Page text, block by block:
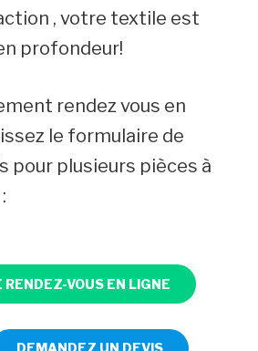
, votre textile est
profondeur!
rendez vous en
le formulaire de
pour plusieurs pièces à
RENDEZ-VOUS EN LIGNE